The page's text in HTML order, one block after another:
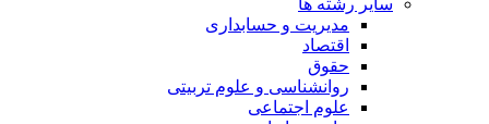
مدیریت و حسابداری
اقتصاد
حقوق
روانشناسی و علوم تربیتی
علوم اجتماعی